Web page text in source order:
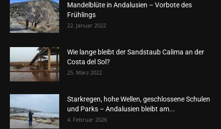
Mandelblüte in Andalusien – Vorbote des
Frühlings
22. Januar 2022
Wie lange bleibt der Sandstaub Calima an der
Costa del Sol?
25. März 2022
Starkregen, hohe Wellen, geschlossene Schulen
und Parks – Andalusien bleibt am...
4. Februar 2026